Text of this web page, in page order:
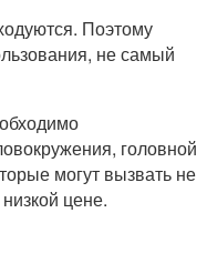
Поэтому
не самый
головной
могут вызвать не
цене.